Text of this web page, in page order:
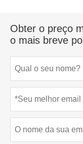
Obter o preço
o mais breve